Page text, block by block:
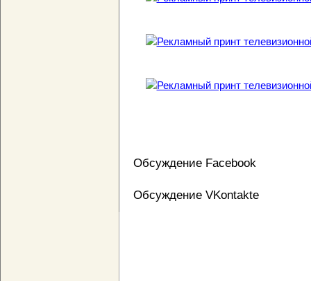
Обсуждение Facebook
Обсуждение VKontakte